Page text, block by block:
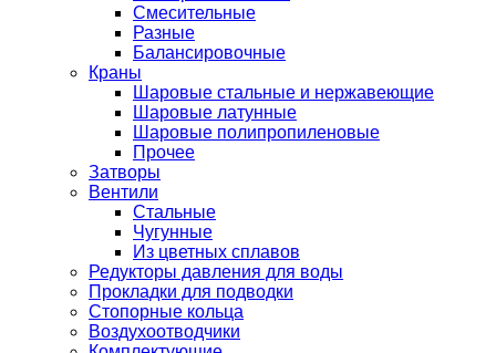
Смесительные
Разные
Балансировочные
Краны
Шаровые стальные и нержавеющие
Шаровые латунные
Шаровые полипропиленовые
Прочее
Затворы
Вентили
Стальные
Чугунные
Из цветных сплавов
Редукторы давления для воды
Прокладки для подводки
Стопорные кольца
Воздухоотводчики